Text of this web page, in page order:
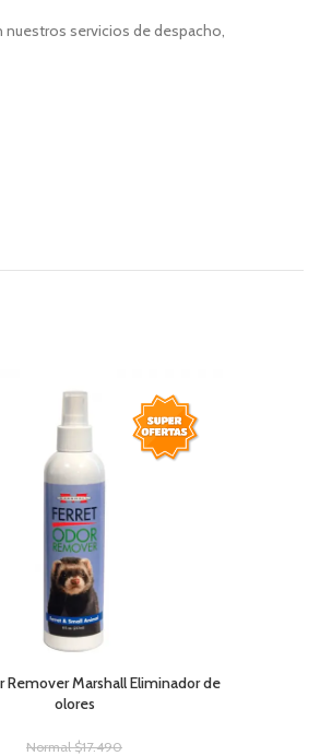
servicios de despacho,
Remover Marshall Eliminador de
olores
Normal$17.490